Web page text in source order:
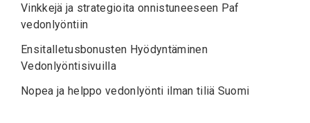
Vinkkejä ja strategioita onnistuneeseen Paf
vedonlyöntiin
Ensitalletusbonusten Hyödyntäminen
Vedonlyöntisivuilla
Nopea ja helppo vedonlyönti ilman tiliä Suomi